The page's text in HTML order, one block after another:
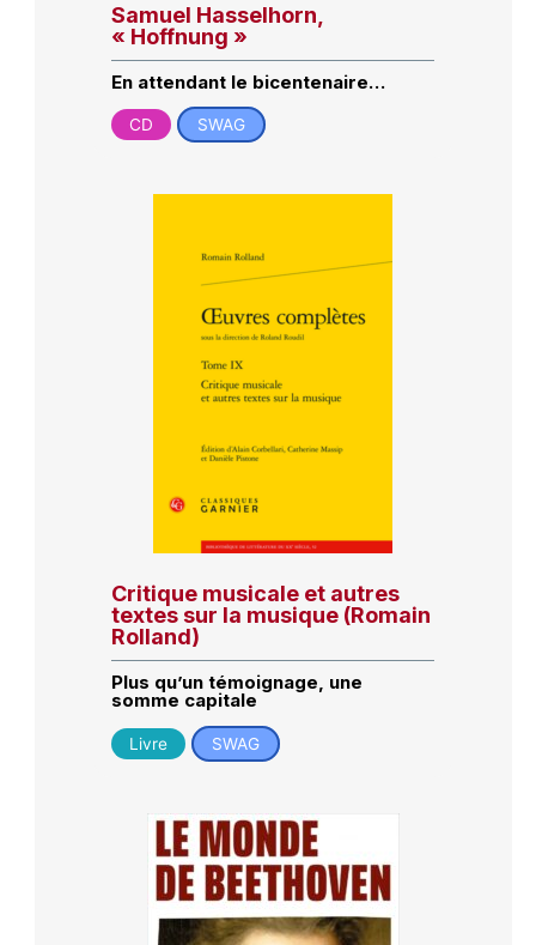
Samuel Hasselhorn,
« Hoffnung »
En attendant le bicentenaire…
CD SWAG
Critique musicale et autres
textes sur la musique (Romain
Rolland)
Plus qu’un témoignage, une
somme capitale
Livre SWAG